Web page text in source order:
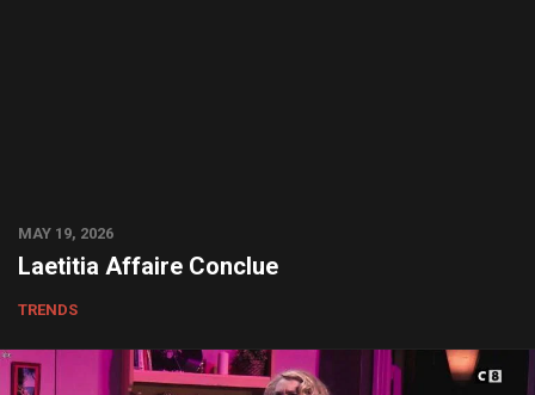
MAY 19, 2026
Laetitia Affaire Conclue
TRENDS